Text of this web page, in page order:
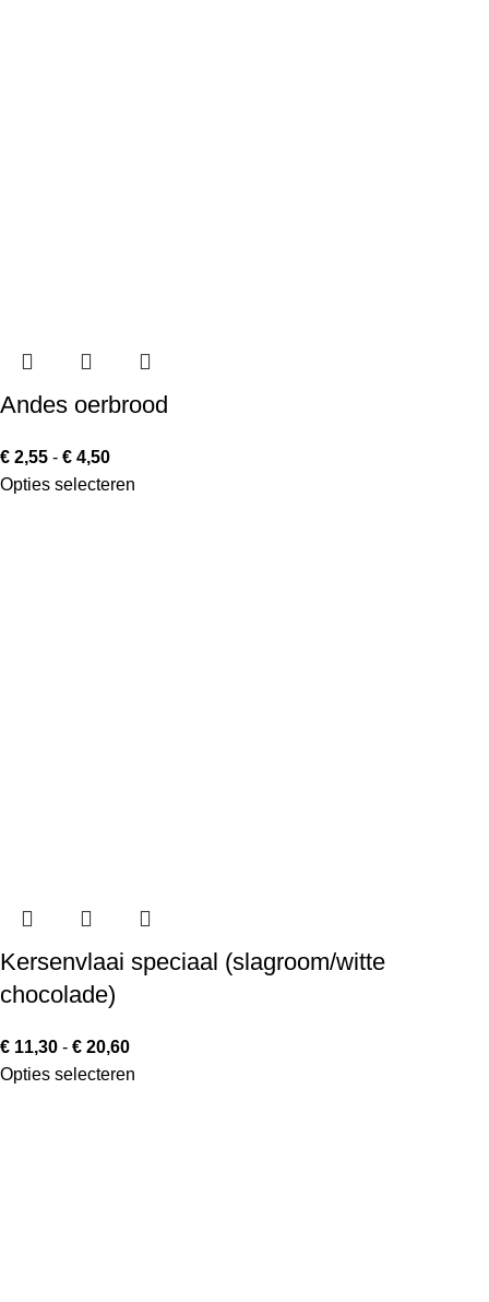
Andes oerbrood
€ 2,55 - € 4,50
Opties selecteren
Kersenvlaai speciaal (slagroom/witte
chocolade)
€ 11,30 - € 20,60
Opties selecteren